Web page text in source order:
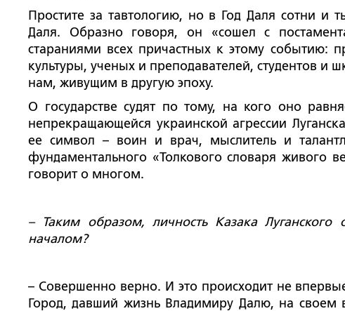
Простите за тавтологию, но в Год Даля сотни и
Даля. Образно говоря, он «сошел с
стараниями всех причастных к этому событию:
культуры, ученых и преподавателей, студентов и
нам, живущим в другую эпоху.
О государстве судят по тому, на кого оно
непрекращающейся украинской агрессии
ее символ – воин и врач, мыслитель и
фундаментального «Толкового словаря живого
говорит о многом.
– Таким образом, личность Казака
началом?
– Совершенно верно. И это происходит не
Город, давший жизнь Владимиру Далю, на своем